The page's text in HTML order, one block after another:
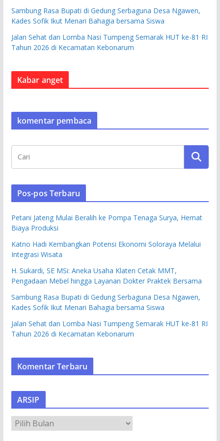
Sambung Rasa Bupati di Gedung Serbaguna Desa Ngawen,
Kades Sofik Ikut Menari Bahagia bersama Siswa
Jalan Sehat dan Lomba Nasi Tumpeng Semarak HUT ke-81 RI
Tahun 2026 di Kecamatan Kebonarum
Kabar anget
komentar pembaca
Pos-pos Terbaru
Petani Jateng Mulai Beralih ke Pompa Tenaga Surya, Hemat
Biaya Produksi
Katno Hadi Kembangkan Potensi Ekonomi Soloraya Melalui
Integrasi Wisata
H. Sukardi, SE MSi: Aneka Usaha Klaten Cetak MMT,
Pengadaan Mebel hingga Layanan Dokter Praktek Bersama
Sambung Rasa Bupati di Gedung Serbaguna Desa Ngawen,
Kades Sofik Ikut Menari Bahagia bersama Siswa
Jalan Sehat dan Lomba Nasi Tumpeng Semarak HUT ke-81 RI
Tahun 2026 di Kecamatan Kebonarum
Komentar Terbaru
ARSIP